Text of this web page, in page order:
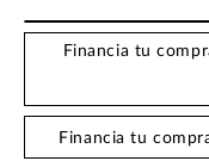
Financia tu
Financia tu